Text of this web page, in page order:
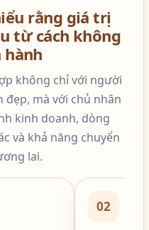
rằng giá trị
từ cách không
hành
không chỉ với người
mà với chủ nhân
kinh doanh, dòng
và khả năng chuyển
lai.
02